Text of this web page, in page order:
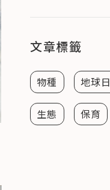
文章標籤
物種 地球日
生態 保育